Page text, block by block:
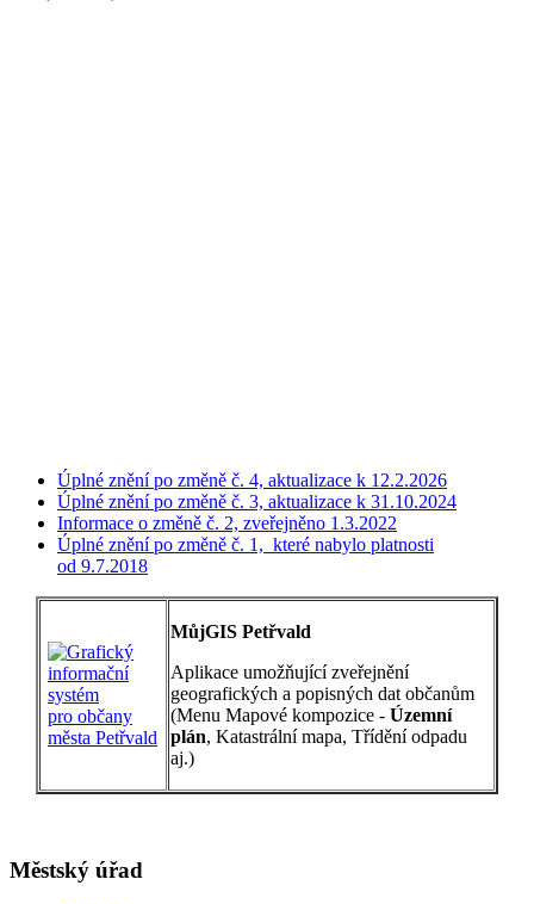
Úplné znění po změně č. 4, aktualizace k 12.2.2026
Úplné znění po změně č. 3, aktualizace k 31.10.2024
Informace o změně č. 2, zveřejněno 1.3.2022
Úplné znění po změně č. 1, které nabylo platnosti
od 9.7.2018
MůjGIS Petřvald
Aplikace umožňující zveřejnění
geografických a popisných dat občanům
(Menu Mapové kompozice - Územní
plán, Katastrální mapa, Třídění odpadu
aj.)
Městský úřad